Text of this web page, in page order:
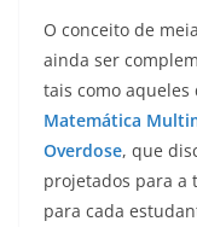
O conceito de
ainda ser
tais como
Matemática
Overdose, que
projetados para a
para cada